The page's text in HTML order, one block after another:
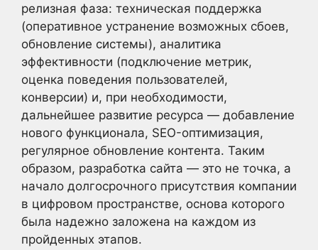
релизная фаза: техническая поддержка
(оперативное устранение возможных сбоев,
обновление системы), аналитика
эффективности (подключение метрик,
оценка поведения пользователей,
конверсии) и, при необходимости,
дальнейшее развитие ресурса — добавление
нового функционала, SEO-оптимизация,
регулярное обновление контента. Таким
образом, разработка сайта — это не точка, а
начало долгосрочного присутствия компании
в цифровом пространстве, основа которого
была надежно заложена на каждом из
пройденных этапов.